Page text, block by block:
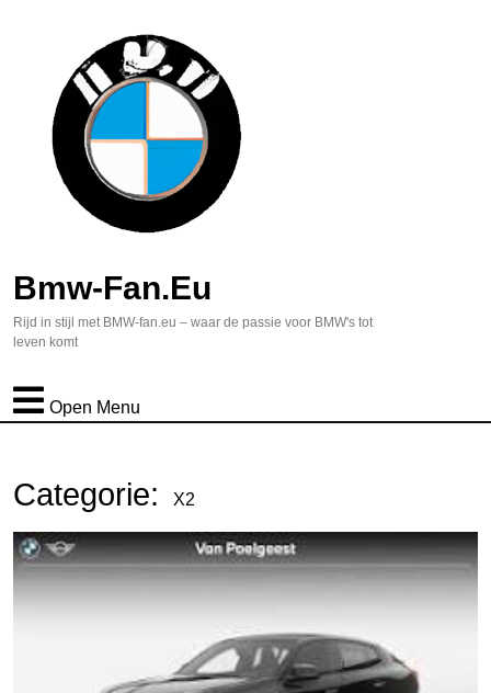
Bmw-Fan.eu
Rijd in stijl met BMW-fan.eu – waar de passie voor BMW's tot
leven komt
Open Menu
Categorie: X2